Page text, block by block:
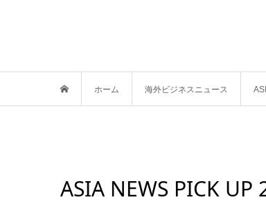
ホーム 海外ビジネスニュース
ASIA NEWS PICK UP